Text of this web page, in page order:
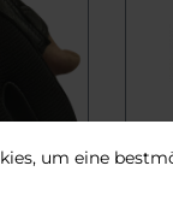
um eine